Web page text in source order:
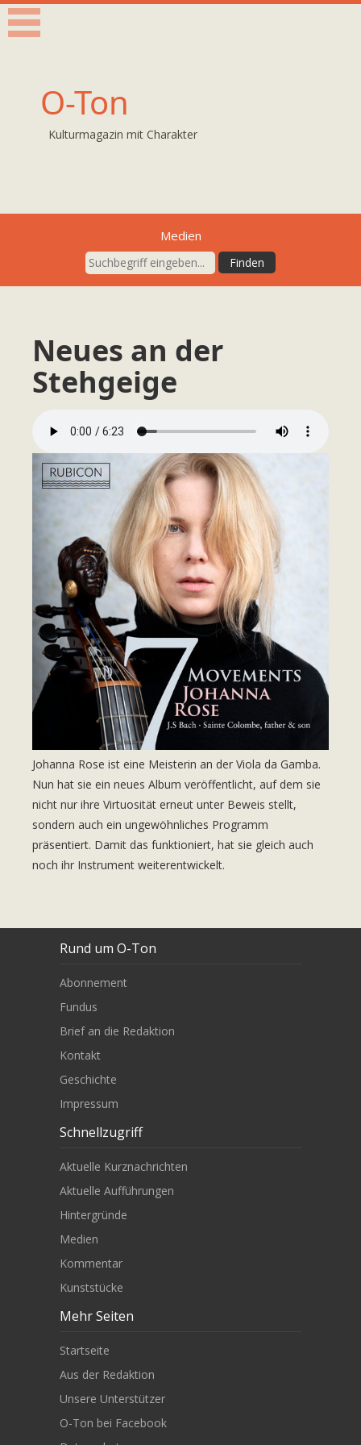
O-Ton
Kulturmagazin mit Charakter
Medien
Neues an der
Stehgeige
Johanna Rose ist eine Meisterin an der Viola da Gamba.
Nun hat sie ein neues Album veröffentlicht, auf dem sie
nicht nur ihre Virtuosität erneut unter Beweis stellt,
sondern auch ein ungewöhnliches Programm
präsentiert. Damit das funktioniert, hat sie gleich auch
noch ihr Instrument weiterentwickelt.
Rund um O-Ton
Abonnement
Fundus
Brief an die Redaktion
Kontakt
Geschichte
Impressum
Schnellzugriff
Aktuelle Kurznachrichten
Aktuelle Aufführungen
Hintergründe
Medien
Kommentar
Kunststücke
Mehr Seiten
Startseite
Aus der Redaktion
Unsere Unterstützer
O-Ton bei Facebook